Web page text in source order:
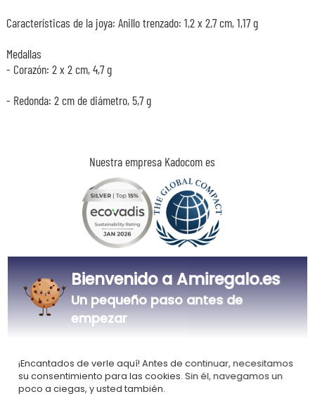
Nuestra empresa Kadocom es
Ecovadis Silver
Global Compact
Nuestro enfoque RSE |Glosario de etiquetas
Características de la joya: Anillo trenzado: 1,2 x 2,7 cm, 1,17 g
Medallas
- Corazón: 2 x 2 cm, 4,7 g
- Redonda: 2 cm de diámetro, 5,7 g
Bienvenido a Amiregalo.es
Un pequeño paso antes de
empezar
¡Encantados de verle aquí! Antes de continuar, necesitamos
su consentimiento para las cookies. Sin él, navegamos un
poco a ciegas, y usted también.